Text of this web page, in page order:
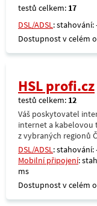
testů celkem: 17
DSL/ADSL: stahování:
Dostupnost v celém
HSL profi.cz
testů celkem: 12
Váš poskytovatel
internet a kabelovou
z vybraných regionů
DSL/ADSL: stahování:
Mobilní připojení:
ms
Dostupnost v celém